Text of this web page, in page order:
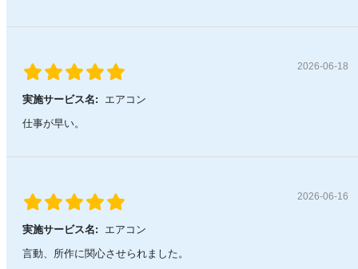
2026-06-18
実施サービス名:
エアコン
仕事が早い。
2026-06-16
実施サービス名:
エアコン
言動、所作に関心させられました。